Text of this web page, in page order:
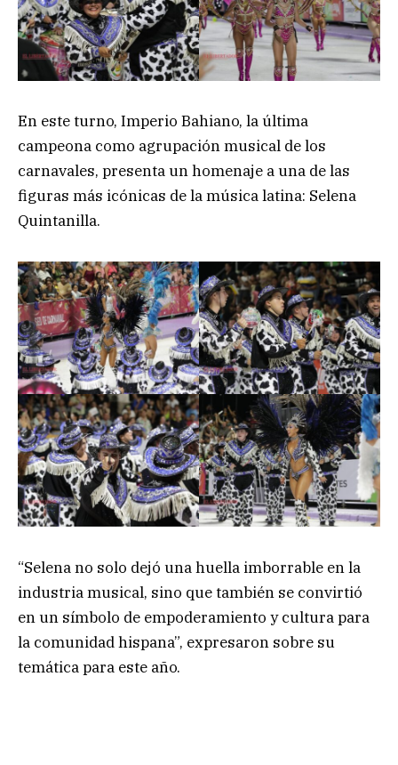
En este turno, Imperio Bahiano, la última
campeona como agrupación musical de los
carnavales, presenta un homenaje a una de las
figuras más icónicas de la música latina: Selena
Quintanilla.
“Selena no solo dejó una huella imborrable en la
industria musical, sino que también se convirtió
en un símbolo de empoderamiento y cultura para
la comunidad hispana”, expresaron sobre su
temática para este año.